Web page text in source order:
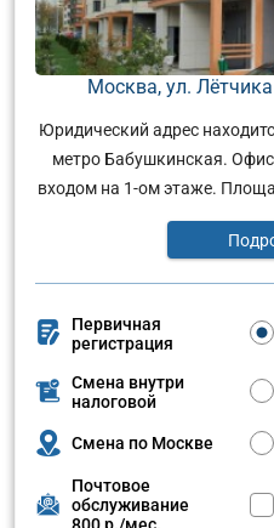
Москва, ул.
Юридический адрес
метро Бабушкинская.
входом на 1-ом этаже.
Первичная
регистрация
Смена внутри
налоговой
Смена по Москве
Почтовое
обслуживание
800 р./мес.